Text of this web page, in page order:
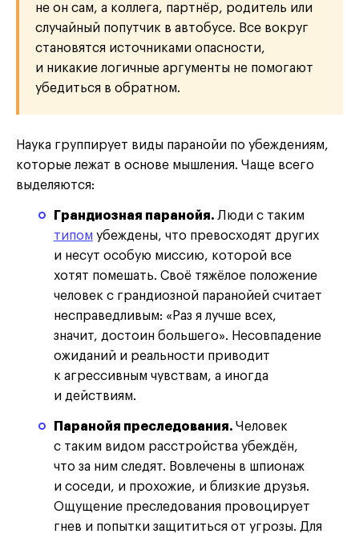
не он сам, а коллега, партнёр, родитель или
случайный попутчик в автобусе. Все вокруг
становятся источниками опасности,
и никакие логичные аргументы не помогают
убедиться в обратном.
Наука группирует виды паранойи по убеждениям,
которые лежат в основе мышления. Чаще всего
выделяются:
Грандиозная паранойя. Люди с таким
типом убеждены, что превосходят других
и несут особую миссию, которой все
хотят помешать. Своё тяжёлое положение
человек с грандиозной паранойей считает
несправедливым: «Раз я лучше всех,
значит, достоин большего». Несовпадение
ожиданий и реальности приводит
к агрессивным чувствам, а иногда
и действиям.
Паранойя преследования. Человек
с таким видом расстройства убеждён,
что за ним следят. Вовлечены в шпионаж
и соседи, и прохожие, и близкие друзья.
Ощущение преследования провоцирует
гнев и попытки защититься от угрозы. Для